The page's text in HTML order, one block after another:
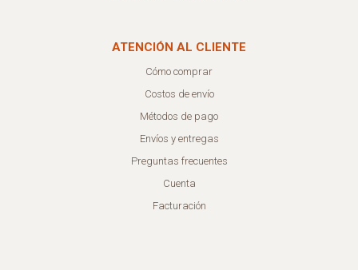
ATENCIÓN AL CLIENTE
Cómo comprar
Costos de envío
Métodos de pago
Envíos y entregas
Preguntas frecuentes
Cuenta
Facturación